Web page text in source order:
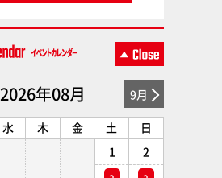
2026年08月 9月
水 木 金 土
日
1
2